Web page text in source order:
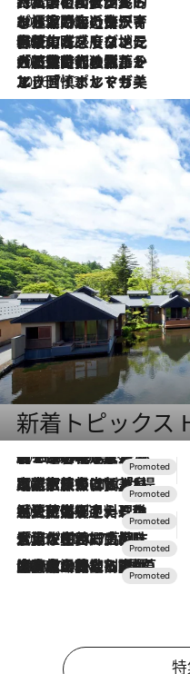
2026.7.26
ポルトガル近海が育む極上の海の幸。キリリと冷えた白ワインと愉しむ、シーフード専門店の贅沢
2026.7.22
伝統の味をモダンに昇華。高感度な地元客が集う、リスボンの最旬ガストロノミー
2026.7.21
大航海時代の栄華から、震災、独裁、そして革命へ。ポルトガル・首都リスボンの石畳に刻まれた「歴史の光と影」
2026.7.13
エッセイ・ヤマザキマリ「慎ましくも美しき国 ポルトガル」
新着トピックス
2026.8.7
【トンボの足水浴】ヒノキの香りに包まれて涼感マックス！約13℃の湧水かけ流しを避暑地「星野温泉 トンボの湯」で体験
2026.7.31
【ホテル帰省】という選択肢をOMOが提案。家族とほどよい距離を保つには「昼は実家、夜は気兼ねなくホテルで！」
2026.7.24
【夏限定ディナーコース】旬を迎える稚鮎や花ズッキーニなどをイタリア・トスカーナの郷土料理の手法で満喫！
2026.7.17
「土佐和ハーブかき氷」がOMO7高知に登場！生姜、山椒、大葉など目にも舌にも涼を呼ぶ郷土の味
2026.7.10
NEW OPEN！【界 草津】名湯の地に誕生。趣の異なる2種の温泉と上州ならではの会席・蕎麦割烹など美食を味わう究極の癒やし旅